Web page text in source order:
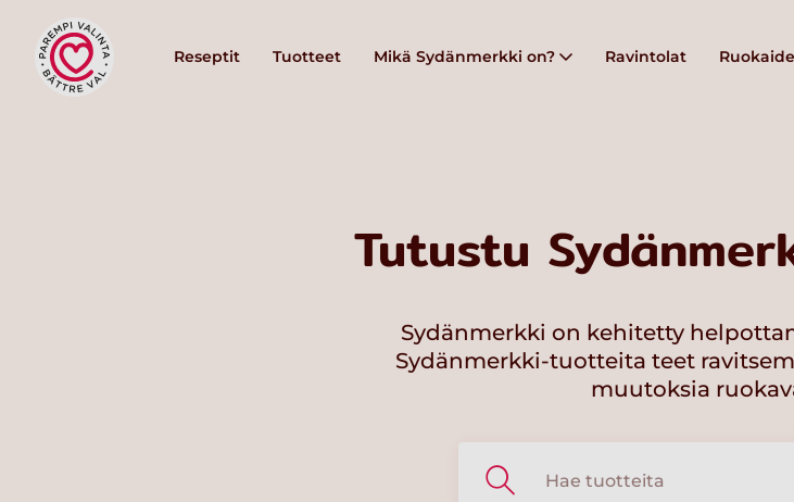
Reseptit Tuotteet Mikä Sydänmerkki on? Ravintolat
Tutustu
Sydänmerkki on kehitetty
Sydänmerkki-tuotteita teet
muutoksia